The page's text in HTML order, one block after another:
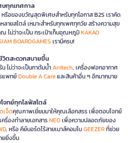
ทุกเทศกาล
รือของขวัญสุดพิเศษสำหรับทุกโอกาส B2S เราคัด
ลายสไตล์ เหมาะสำหรับทุกเพศทุกวัย สร้างความสุข
ไม่ว่าจะเป็น กระเป๋าเก็บอุณหภูมิKAKAO
BOARDGAMES เรามีครบ!
วิตสะดวกสบายขึ้น
ไม่ว่าจะเป็นกาต้มน้ำAnitech, เครื่องฟอกอากาศ
แพทย์Double A Careและสินค้าอื่น ๆ อีกมากมาย
จทย์ทุกไลฟ์สไตล์
เจ็ตคุณภาพเยี่ยมมาให้คุณเลือกสรร เพื่อตอบโจทย์
รื่องทำลายเอกสารNEOเพื่อความปลอดภัยของ
, หรือ คีย์บอร์ดไร้สายเมาส์คอมโบGEEZERที่ช่วย
ยยิ่งขึ้น